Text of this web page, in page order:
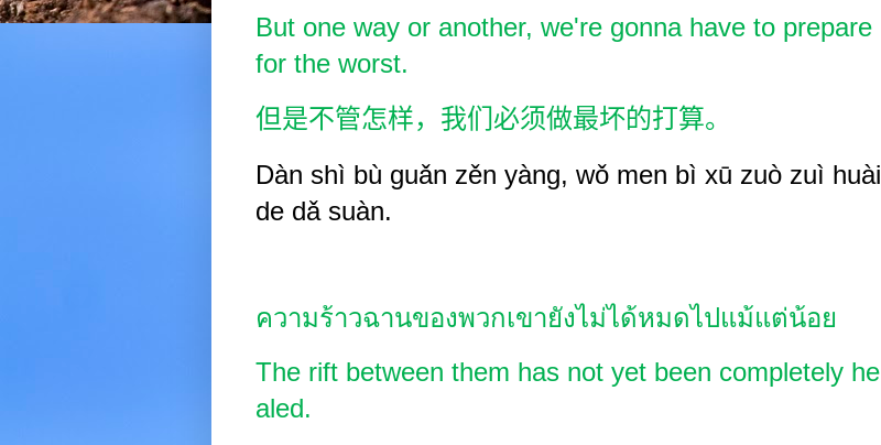
But one way or another, we're gonna have to prepare
for the worst.
但是不管怎样，我们必须做最坏的打算。
Dàn shì bù guǎn zěn yàng, wǒ men bì xū zuò zuì huài
de dǎ suàn.
ความร้าวฉานของพวกเขายังไม่ได้หมดไปแม้แต่น้อย
The rift between them has not yet been completely he
aled.